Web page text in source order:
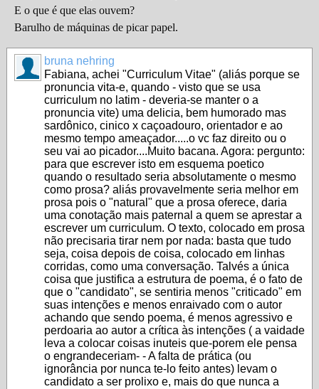
E o que é que elas ouvem?
Barulho de máquinas de picar papel.
bruna nehring
Fabiana, achei "Curriculum Vitae" (aliás porque se
pronuncia vita-e, quando - visto que se usa
curriculum no latim - deveria-se manter o a
pronuncia vite) uma delicia, bem humorado mas
sardônico, cinico x caçoadouro, orientador e ao
mesmo tempo ameaçador.....o vc faz direito ou o
seu vai ao picador....Muito bacana. Agora: pergunto:
para que escrever isto em esquema poetico
quando o resultado seria absolutamente o mesmo
como prosa? aliás provavelmente seria melhor em
prosa pois o "natural" que a prosa oferece, daria
uma conotação mais paternal a quem se aprestar a
escrever um curriculum. O texto, colocado em prosa
não precisaria tirar nem por nada: basta que tudo
seja, coisa depois de coisa, colocado em linhas
corridas, como uma conversação. Talvés a única
coisa que justifica a estrutura de poema, é o fato de
que o "candidato", se sentiria menos "criticado" em
suas intenções e menos enraivado com o autor
achando que sendo poema, é menos agressivo e
perdoaria ao autor a crítica às intenções ( a vaidade
leva a colocar coisas inuteis que-porem ele pensa
o engrandeceriam- - A falta de prática (ou
ignorância por nunca te-lo feito antes) levam o
candidato a ser prolixo e, mais do que nunca a